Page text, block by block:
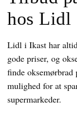
hos Lidl
Lidl i Ikast har
gode priser, og
finde
mulighed for at
supermarkeder.